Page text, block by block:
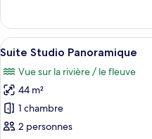
Deluxe,
balcon
le
type
de
Chambre
Double
Deluxe,
balcon
(Weinberg)
Afficher
toutes
les
photos
pour
ce
11
Suite Studio Panoramique
Vue sur la rivière / le fleuve
44 m²
1 chambre
2 personnes